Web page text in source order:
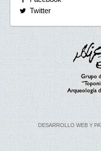
Twitter
DESARROLLO WEB Y